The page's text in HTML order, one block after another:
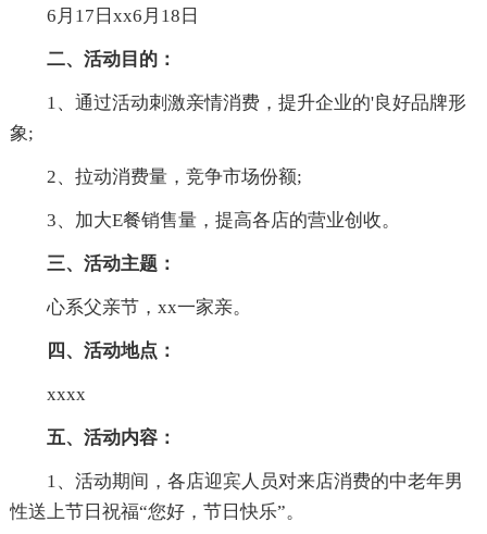
6月17日xx6月18日
二、活动目的：
1、通过活动刺激亲情消费，提升企业的'良好品牌形
象;
2、拉动消费量，竞争市场份额;
3、加大E餐销售量，提高各店的营业创收。
三、活动主题：
心系父亲节，xx一家亲。
四、活动地点：
xxxx
五、活动内容：
1、活动期间，各店迎宾人员对来店消费的中老年男
性送上节日祝福“您好，节日快乐”。